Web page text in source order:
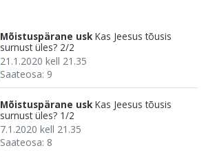
Mõistuspärane usk Kas Jeesus tõusis
surnust üles? 2/2
21.1.2020 kell 21.35
Saateosa: 9
Mõistuspärane usk Kas Jeesus tõusis
surnust üles? 1/2
7.1.2020 kell 21.35
Saateosa: 8